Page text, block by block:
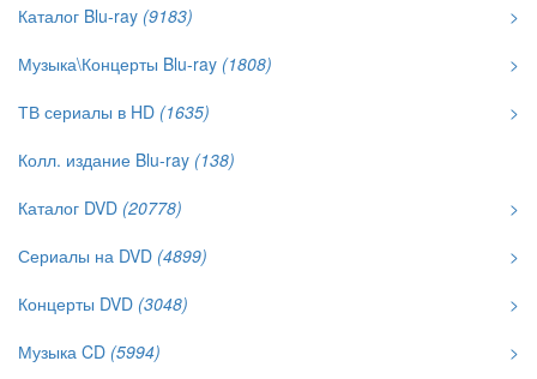
Каталог Blu-ray (9183)
>
Музыка\Концерты Blu-ray (1808)
>
ТВ сериалы в HD (1635)
>
Колл. издание Blu-ray (138)
Каталог DVD (20778)
>
Сериалы на DVD (4899)
>
Концерты DVD (3048)
>
Музыка CD (5994)
>